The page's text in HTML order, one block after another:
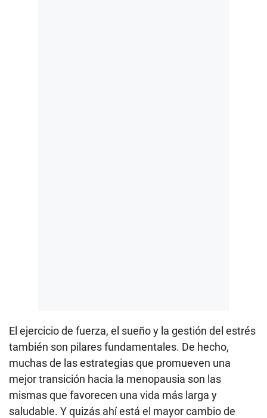
El ejercicio de fuerza, el sueño y la gestión del estrés
también son pilares fundamentales. De hecho,
muchas de las estrategias que promueven una
mejor transición hacia la menopausia son las
mismas que favorecen una vida más larga y
saludable. Y quizás ahí está el mayor cambio de